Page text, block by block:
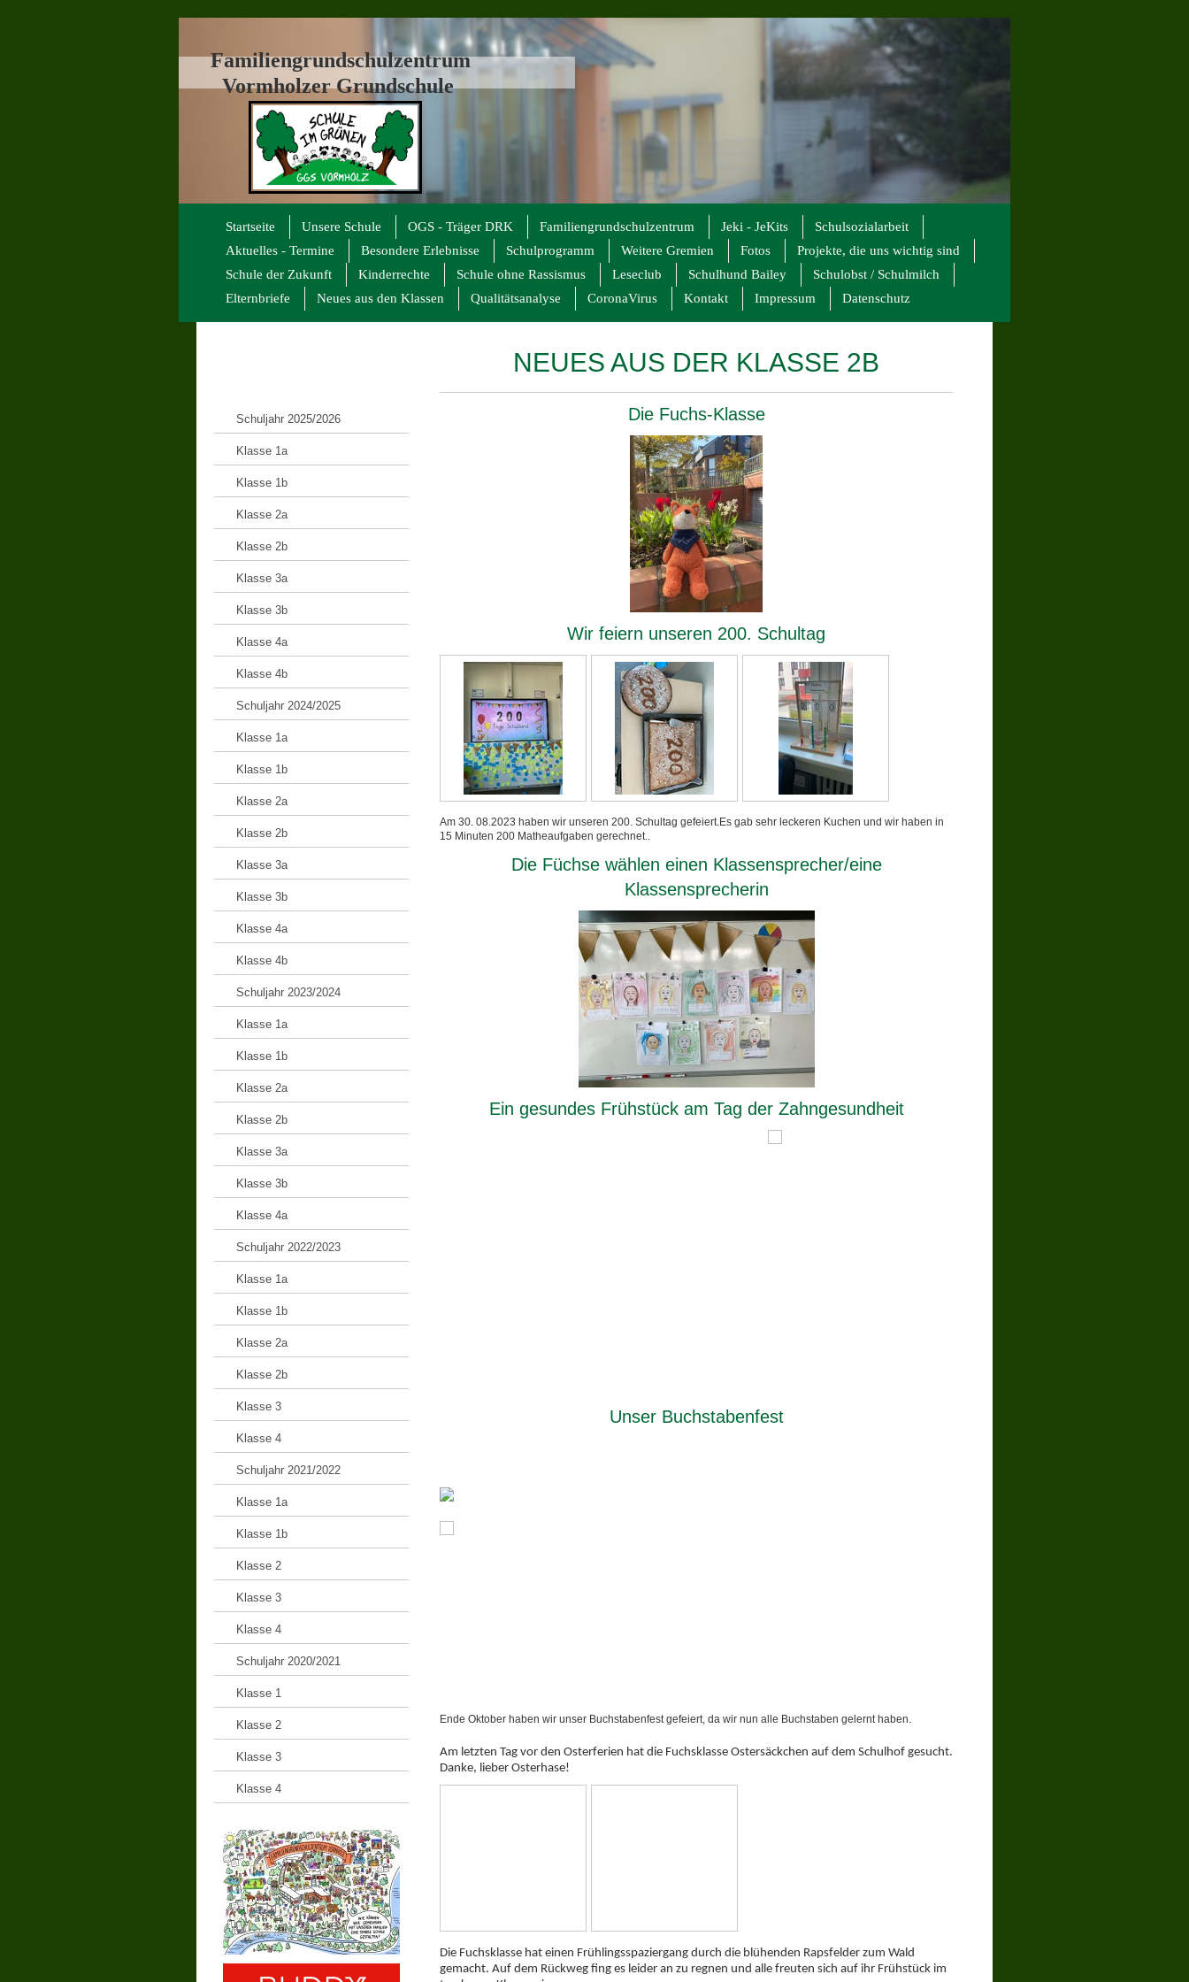
Familiengrundschulzentrum
Vormholzer Grundschule
Startseite Unsere Schule OGS - Träger DRK Familiengrundschulzentrum Jeki - JeKits
Schulsozialarbeit
Aktuelles - Termine
Besondere Erlebnisse Schulprogramm Weitere Gremien Fotos
Projekte, die uns wichtig sind
Schule der Zukunft
Kinderrechte Schule ohne Rassismus Leseclub Schulhund Bailey
Schulobst / Schulmilch
Elternbriefe
Neues aus den Klassen Qualitätsanalyse CoronaVirus Kontakt Impressum Datenschutz
Schuljahr 2025/2026
Klasse 1a
Klasse 1b
Klasse 2a
Klasse 2b
Klasse 3a
Klasse 3b
Klasse 4a
Klasse 4b
Schuljahr 2024/2025
Klasse 1a
Klasse 1b
Klasse 2a
Klasse 2b
Klasse 3a
Klasse 3b
Klasse 4a
Klasse 4b
Schuljahr 2023/2024
Klasse 1a
Klasse 1b
Klasse 2a
Klasse 2b
Klasse 3a
Klasse 3b
Klasse 4a
Schuljahr 2022/2023
Klasse 1a
Klasse 1b
Klasse 2a
Klasse 2b
Klasse 3
Klasse 4
Schuljahr 2021/2022
Klasse 1a
Klasse 1b
Klasse 2
Klasse 3
Klasse 4
Schuljahr 2020/2021
Klasse 1
Klasse 2
Klasse 3
Klasse 4
NEUES AUS DER KLASSE 2B
Die Fuchs-Klasse
Wir feiern unseren 200. Schultag
Am 30. 08.2023 haben wir unseren 200. Schultag gefeiert.Es gab sehr leckeren Kuchen und wir haben in
15 Minuten 200 Matheaufgaben gerechnet..
Die Füchse wählen einen Klassensprecher/eine
Klassensprecherin
Ein gesundes Frühstück am Tag der Zahngesundheit
Unser Buchstabenfest
Ende Oktober haben wir unser Buchstabenfest gefeiert, da wir nun alle Buchstaben gelernt haben.
Am letzten Tag vor den Osterferien hat die Fuchsklasse Ostersäckchen auf dem Schulhof gesucht.
Danke, lieber Osterhase!
Die Fuchsklasse hat einen Frühlingsspaziergang durch die blühenden Rapsfelder zum Wald
gemacht. Auf dem Rückweg fing es leider an zu regnen und alle freuten sich auf ihr Frühstück im